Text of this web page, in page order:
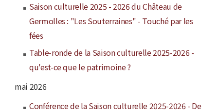
Saison culturelle 2025 - 2026 du Château de
Germolles : "Les Souterraines" - Touché par les
fées
Table-ronde de la Saison culturelle 2025-2026 -
qu'est-ce que le patrimoine ?
mai 2026
Conférence de la Saison culturelle 2025-2026 - De